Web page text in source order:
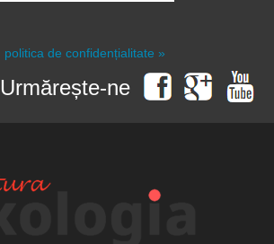
politica de confidențialitate »
Urmărește-ne